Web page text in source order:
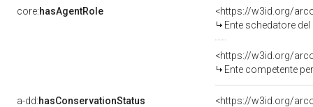
core:hasAgentRole
<https://w3id.org/
Ente schedatore del bene
<https://w3id.org/
Ente competente per
a-dd:hasConservationStatus
<https://w3id.org/